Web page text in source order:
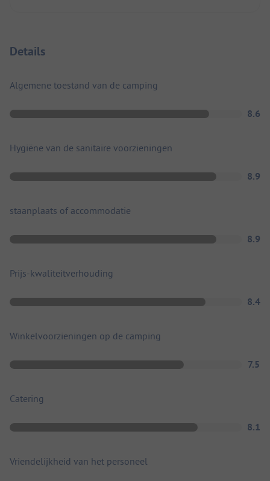
Details
Algemene toestand van de camping
8.6
Hygiëne van de sanitaire voorzieningen
8.9
staanplaats of accommodatie
8.9
Prijs-kwaliteitverhouding
8.4
Winkelvoorzieningen op de camping
7.5
Catering
8.1
Vriendelijkheid van het personeel